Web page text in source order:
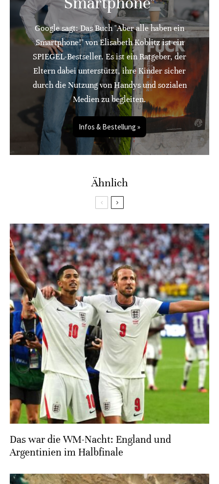
Google sagt: Das Buch "Aber alle haben ein
Smartphone!" von Elisabeth Koblitz ist ein
SPIEGEL-Bestseller. Es ist ein Ratgeber, der
Eltern dabei unterstützt, ihre Kinder sicher
durch die Nutzung von Handys und sozialen
Medien zu begleiten.
Infos & Bestellung »
Ähnlich
Das war die WM-Nacht: England und
Argentinien im Halbfinale